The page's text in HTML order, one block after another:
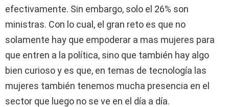
efectivamente. Sin embargo, solo el 26% son
ministras. Con lo cual, el gran reto es que no
solamente hay que empoderar a mas mujeres para
que entren a la política, sino que también hay algo
bien curioso y es que, en temas de tecnología las
mujeres también tenemos mucha presencia en el
sector que luego no se ve en el día a día.